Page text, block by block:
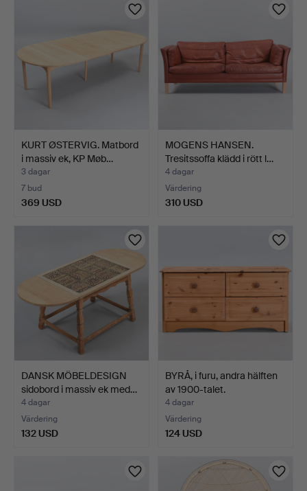
KURT ØSTERVIG. Matbord
i massiv ek, KP Møb…
3 dagar
7 bud
369 USD
MOGENS HANSEN.
Tresitssoffa klädd i rött l…
4 dagar
Värdering
310 USD
DANSK MÖBELDESIGN
sidobord i massiv ek med…
4 dagar
Värdering
132 USD
BYRÅ, i furu, andra hälften
av 1900-talet.
4 dagar
Värdering
124 USD